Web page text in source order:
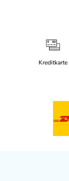
Kreditkarte